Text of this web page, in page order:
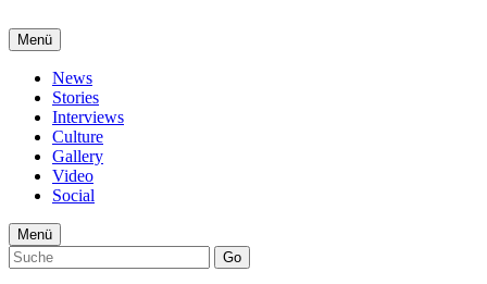
Menü
News
Stories
Interviews
Culture
Gallery
Video
Social
Menü
Go